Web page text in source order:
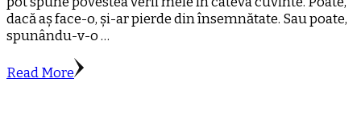
dacă aș face-o, și-ar pierde din însemnătate. Sau poate,
spunându-v-o …
Read More